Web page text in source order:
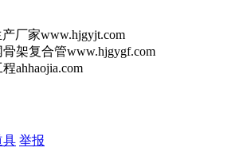
产厂家www.hjgyjt.com
架复合管www.hjgygf.com
ahhaojia.com
具 举报